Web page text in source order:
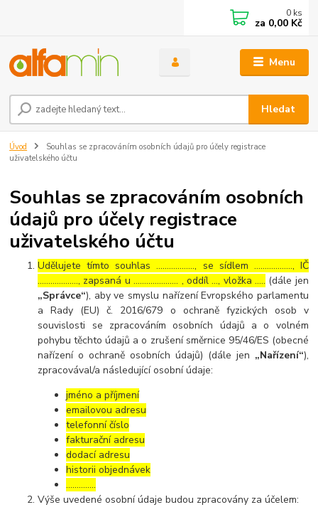
Menu
Hledat
0 ks
za 0,00 Kč
Úvod
Souhlas se zpracováním osobních údajů pro účely registrace
uživatelského účtu
Souhlas se zpracováním osobních
údajů pro účely registrace
uživatelského účtu
Udělujete tímto souhlas ……………..., se sídlem ………………, IČ
………………., zapsaná u ………………… , oddíl …, vložka ….. (dále jen
„Správce“), aby ve smyslu nařízení Evropského parlamentu
a Rady (EU) č. 2016/679 o ochraně fyzických osob v
souvislosti se zpracováním osobních údajů a o volném
pohybu těchto údajů a o zrušení směrnice 95/46/ES (obecné
nařízení o ochraně osobních údajů) (dále jen „Nařízení“),
zpracovával/a následující osobní údaje:
jméno a příjmení
emailovou adresu
telefonní číslo
fakturační adresu
dodací adresu
historii objednávek
…………..
Výše uvedené osobní údaje budou zpracovány za účelem: